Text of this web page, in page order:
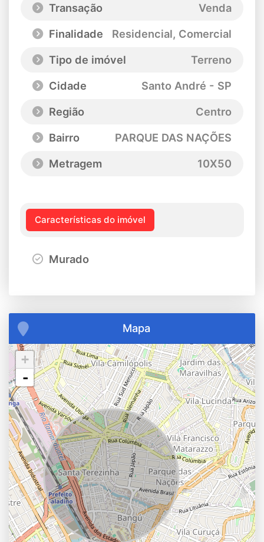
Transação
Venda
Finalidade
Residencial, Comercial
Tipo de imóvel
Terreno
Cidade
Santo André - SP
Região
Centro
Bairro
PARQUE DAS NAÇÕES
Metragem
10X50
Características do imóvel
Murado
Mapa
+
-